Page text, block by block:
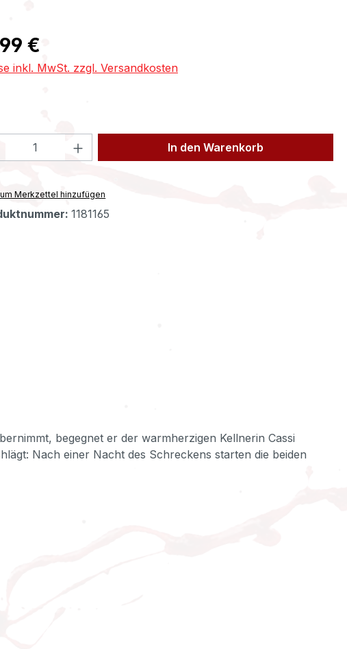
Preis:
€
inkl. MwSt. zzgl. Versandkosten
Anzahl: Gib den gewünschten Wert
In den Warenkorb
Merkzettel hinzufügen
1181165
begegnet er der warmherzigen Kellnerin Cassi
Nach einer Nacht des Schreckens starten die beiden